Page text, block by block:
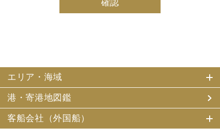
(3) 当社は、当社で就業する社員及び社員の扶養親族、及
び当社が支払調書等を作成する継続的契約関係のある個人
います。）は、お客様がご旅行の申込みの際にお申出いた
だいた個人情報についてお客様との連絡のために利用させ
ていただくほか、お客様がお申込みいただいた旅行におい
て運送・宿泊機関等（主要な運送・宿泊機関等について契
約書面に記載されています）の提供する旅行サービスの手
配及びそれらのサービスの受領のための手続、また旅行代
エリア・海域
港・寄港地図鑑
客船会社（外国船）